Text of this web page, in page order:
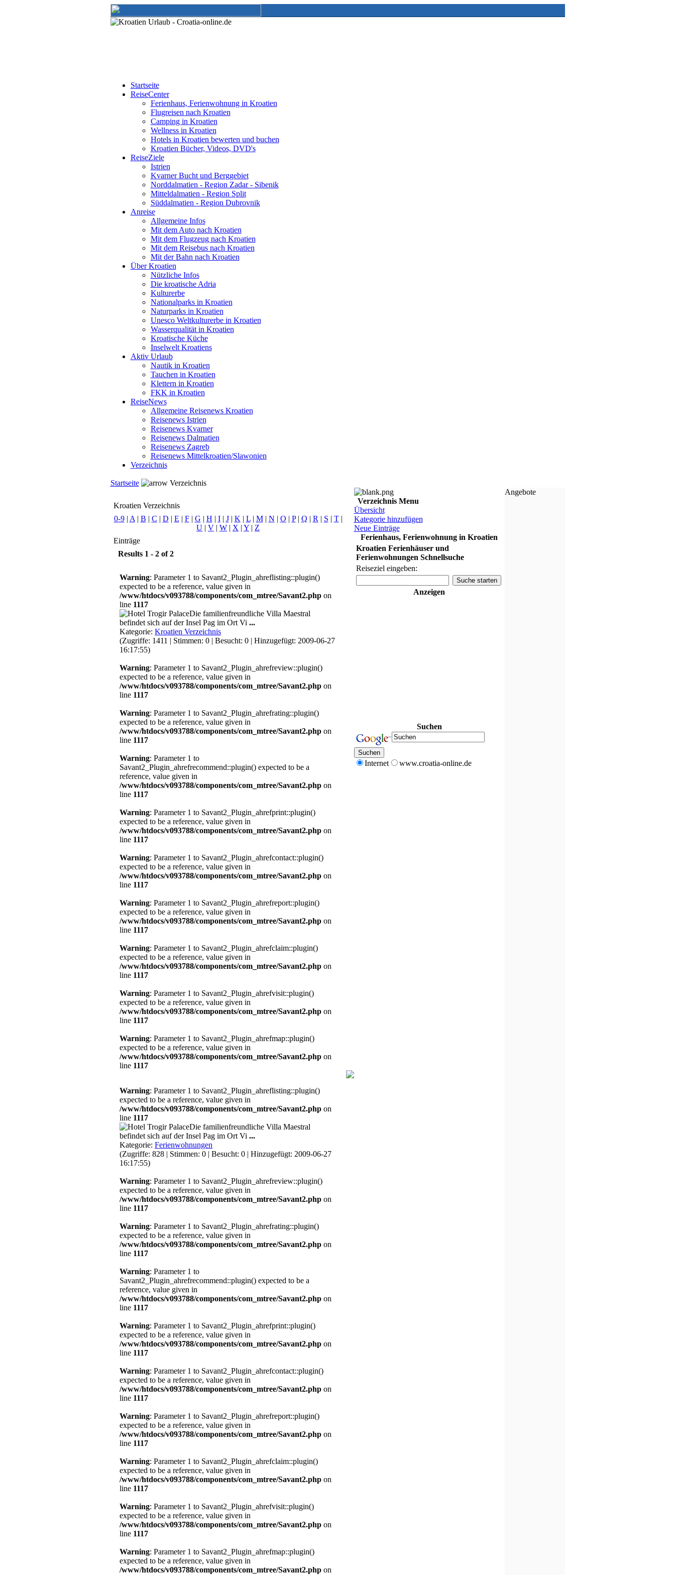
Startseite
ReiseCenter
Ferienhaus, Ferienwohnung in Kroatien
Flugreisen nach Kroatien
Camping in Kroatien
Wellness in Kroatien
Hotels in Kroatien bewerten und buchen
Kroatien Bücher, Videos, DVD's
ReiseZiele
Istrien
Kvarner Bucht und Berggebiet
Norddalmatien - Region Zadar - Sibenik
Mitteldalmatien - Region Split
Süddalmatien - Region Dubrovnik
Anreise
Allgemeine Infos
Mit dem Auto nach Kroatien
Mit dem Flugzeug nach Kroatien
Mit dem Reisebus nach Kroatien
Mit der Bahn nach Kroatien
Über Kroatien
Nützliche Infos
Die kroatische Adria
Kulturerbe
Nationalparks in Kroatien
Naturparks in Kroatien
Unesco Weltkulturerbe in Kroatien
Wasserqualität in Kroatien
Kroatische Küche
Inselwelt Kroatiens
Aktiv Urlaub
Nautik in Kroatien
Tauchen in Kroatien
Klettern in Kroatien
FKK in Kroatien
ReiseNews
Allgemeine Reisenews Kroatien
Reisenews Istrien
Reisenews Kvarner
Reisenews Dalmatien
Reisenews Zagreb
Reisenews Mittelkroatien/Slawonien
Verzeichnis
Startseite Verzeichnis
Kroatien Verzeichnis
0-9| A | B | C | D | E | F| G | H | I| J| K | L| M| N | O | P| Q | R | S | T|
U | V | W | X | Y | Z
Einträge
Results 1 - 2 of 2
Warning: Parameter 1 to Savant2_Plugin_ahreflisting::plugin()
expected to be a reference, value given in
/www/htdocs/v093788/components/com_mtree/Savant2.php on
line 1117
Die familienfreundliche Villa Maestral
befindet sich auf der Insel Pag im Ort Vi ...
Kategorie: Kroatien Verzeichnis
(Zugriffe: 1411 | Stimmen: 0 | Besucht: 0 | Hinzugefügt: 2009-06-27
16:17:55)
Warning: Parameter 1 to Savant2_Plugin_ahrefreview::plugin()
expected to be a reference, value given in
/www/htdocs/v093788/components/com_mtree/Savant2.php on
line 1117
Warning: Parameter 1 to Savant2_Plugin_ahrefrating::plugin()
expected to be a reference, value given in
/www/htdocs/v093788/components/com_mtree/Savant2.php on
line 1117
Warning: Parameter 1 to
Savant2_Plugin_ahrefrecommend::plugin() expected to be a
reference, value given in
/www/htdocs/v093788/components/com_mtree/Savant2.php on
line 1117
Warning: Parameter 1 to Savant2_Plugin_ahrefprint::plugin()
expected to be a reference, value given in
/www/htdocs/v093788/components/com_mtree/Savant2.php on
line 1117
Warning: Parameter 1 to Savant2_Plugin_ahrefcontact::plugin()
expected to be a reference, value given in
/www/htdocs/v093788/components/com_mtree/Savant2.php on
line 1117
Warning: Parameter 1 to Savant2_Plugin_ahrefreport::plugin()
expected to be a reference, value given in
/www/htdocs/v093788/components/com_mtree/Savant2.php on
line 1117
Warning: Parameter 1 to Savant2_Plugin_ahrefclaim::plugin()
expected to be a reference, value given in
/www/htdocs/v093788/components/com_mtree/Savant2.php on
line 1117
Warning: Parameter 1 to Savant2_Plugin_ahrefvisit::plugin()
expected to be a reference, value given in
/www/htdocs/v093788/components/com_mtree/Savant2.php on
line 1117
Warning: Parameter 1 to Savant2_Plugin_ahrefmap::plugin()
expected to be a reference, value given in
/www/htdocs/v093788/components/com_mtree/Savant2.php on
line 1117
Warning: Parameter 1 to Savant2_Plugin_ahreflisting::plugin()
expected to be a reference, value given in
/www/htdocs/v093788/components/com_mtree/Savant2.php on
line 1117
Die familienfreundliche Villa Maestral
befindet sich auf der Insel Pag im Ort Vi ...
Kategorie: Ferienwohnungen
(Zugriffe: 828 | Stimmen: 0 | Besucht: 0 | Hinzugefügt: 2009-06-27
16:17:55)
Warning: Parameter 1 to Savant2_Plugin_ahrefreview::plugin()
expected to be a reference, value given in
/www/htdocs/v093788/components/com_mtree/Savant2.php on
line 1117
Warning: Parameter 1 to Savant2_Plugin_ahrefrating::plugin()
expected to be a reference, value given in
/www/htdocs/v093788/components/com_mtree/Savant2.php on
line 1117
Warning: Parameter 1 to
Savant2_Plugin_ahrefrecommend::plugin() expected to be a
reference, value given in
/www/htdocs/v093788/components/com_mtree/Savant2.php on
line 1117
Warning: Parameter 1 to Savant2_Plugin_ahrefprint::plugin()
expected to be a reference, value given in
/www/htdocs/v093788/components/com_mtree/Savant2.php on
line 1117
Warning: Parameter 1 to Savant2_Plugin_ahrefcontact::plugin()
expected to be a reference, value given in
/www/htdocs/v093788/components/com_mtree/Savant2.php on
line 1117
Warning: Parameter 1 to Savant2_Plugin_ahrefreport::plugin()
expected to be a reference, value given in
/www/htdocs/v093788/components/com_mtree/Savant2.php on
line 1117
Warning: Parameter 1 to Savant2_Plugin_ahrefclaim::plugin()
expected to be a reference, value given in
/www/htdocs/v093788/components/com_mtree/Savant2.php on
line 1117
Warning: Parameter 1 to Savant2_Plugin_ahrefvisit::plugin()
expected to be a reference, value given in
/www/htdocs/v093788/components/com_mtree/Savant2.php on
line 1117
Warning: Parameter 1 to Savant2_Plugin_ahrefmap::plugin()
expected to be a reference, value given in
/www/htdocs/v093788/components/com_mtree/Savant2.php on
Verzeichnis Menu
Übersicht
Kategorie hinzufügen
Neue Einträge
Ferienhaus, Ferienwohnung in Kroatien
Kroatien Ferienhäuser und
Ferienwohnungen Schnellsuche
Reiseziel eingeben:
Anzeigen
Suchen
Internet www.croatia-online.de
Angebote